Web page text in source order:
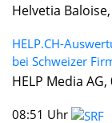
Helvetia
HELP.CH-
bei Schweizer
HELP Media
08:51 Uhr